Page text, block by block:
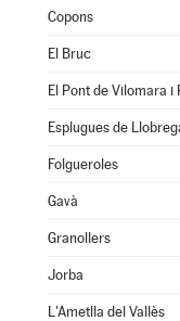
Copons
El Bruc
El Pont de Vilomara i
Esplugues de
Folgueroles
Gavà
Granollers
Jorba
L'Ametlla del Vallès